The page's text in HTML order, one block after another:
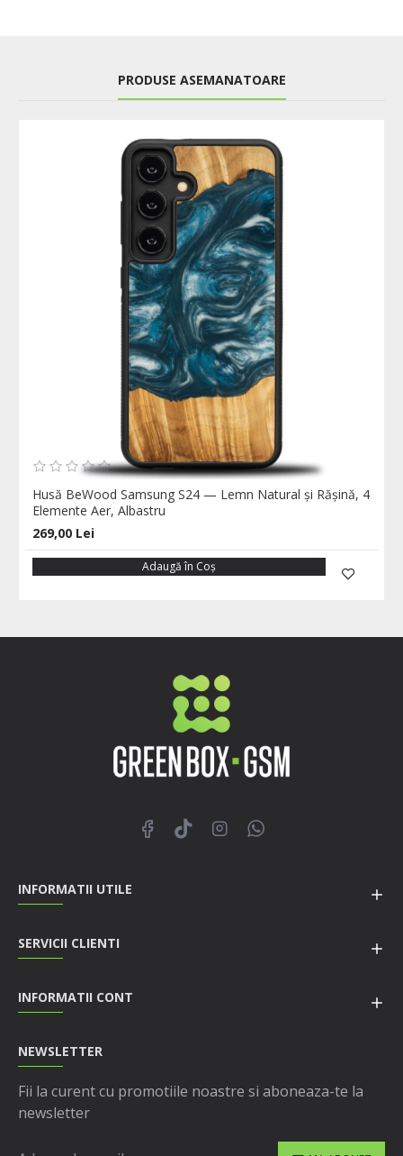
PRODUSE ASEMANATOARE
Husă BeWood Samsung S24 — Lemn Natural și Rășină, 4
Elemente Aer, Albastru
269,00 Lei
Adaugă în Coş
INFORMATII UTILE
SERVICII CLIENTI
INFORMATII CONT
NEWSLETTER
Fii la curent cu promotiile noastre si aboneaza-te la
newsletter